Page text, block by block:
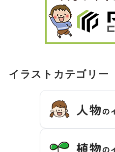
イラストカテゴリー